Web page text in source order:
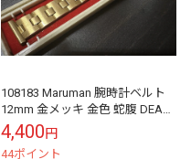
108183 Maruman 腕時計ベルト
12mm 金メッキ 金色 蛇腹 DEAD
STOCK
4,400円
44ポイント